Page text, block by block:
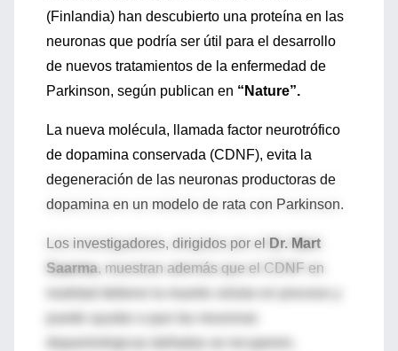
(Finlandia) han descubierto una proteína en las
neuronas que podría ser útil para el desarrollo
de nuevos tratamientos de la enfermedad de
Parkinson, según publican en “Nature”.
La nueva molécula, llamada factor neurotrófico
de dopamina conservada (CDNF), evita la
degeneración de las neuronas productoras de
dopamina en un modelo de rata con Parkinson.
Los investigadores, dirigidos por el
Dr. Mart
Saarma, muestran además que el CDNF en
dopaminérgicas dañadas se recuperen,